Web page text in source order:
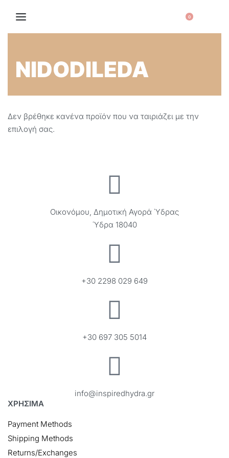
0
NIDODILEDA
Δεν βρέθηκε κανένα προϊόν που να ταιριάζει με την
επιλογή σας.
Οικονόμου, Δημοτική Αγορά Ύδρας
Ύδρα 18040
+30 2298 029 649
+30 697 305 5014
info@inspiredhydra.gr
ΧΡΗΣΙΜΑ
Payment Methods
Shipping Methods
Returns/Exchanges